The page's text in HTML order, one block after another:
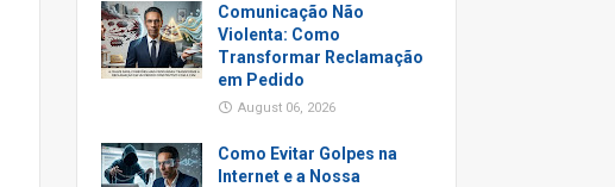
Comunicação Não
Violenta: Como
Transformar Reclamação
em Pedido
August 06, 2026
Como Evitar Golpes na
Internet e a Nossa